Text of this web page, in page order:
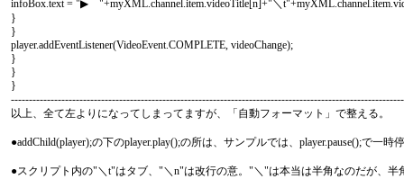
infoBox.text = "▶ "+myXML.channel.item.videoTitle[n]+"＼
}
}
player.addEventListener(VideoEvent.COMPLETE, videoChange);
}
}
}
以上、全て左よりになってしまってますが、「自動フォーマット」で整える。
●addChild(player);の下のplayer.play();の所は、サンプルでは、player.pause();で
●スクリプト内の"＼t"はタブ、"＼n"は改行の意。"＼"は本当は半角なのだが、